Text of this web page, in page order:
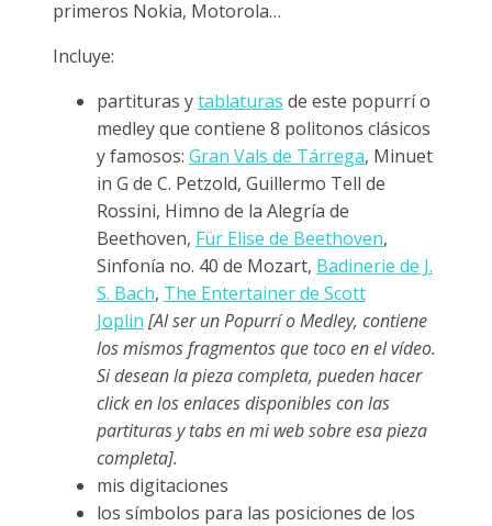
primeros Nokia, Motorola…
Incluye:
partituras ytablaturas de este popurrí o
medley que contiene 8 politonos clásicos
y famosos: Gran Vals de Tárrega, Minuet
in G de C. Petzold, Guillermo Tell de
Rossini, Himno de la Alegría de
Beethoven, Für Elise de Beethoven,
Sinfonía no. 40 de Mozart, Badinerie de J.
S. Bach, The Entertainer de Scott
Joplin [Al ser un Popurrí o Medley, contiene
los mismos fragmentos que toco en el vídeo.
Si desean la pieza completa, pueden hacer
click en los enlaces disponibles con las
partituras y tabs en mi web sobre esa pieza
completa].
mis digitaciones
los símbolos para las posiciones de los